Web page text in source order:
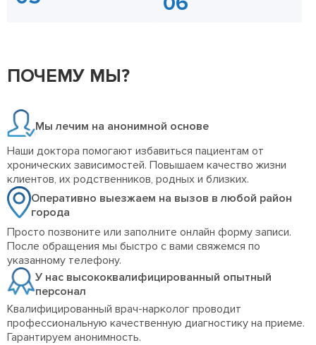
ПОЧЕМУ МЫ?
Мы лечим на анонимной основе
Наши доктора помогают избавиться пациентам от
хронических зависимостей. Повышаем качество жизни
клиентов, их родственников, родных и близких.
Оперативно выезжаем на вызов в любой район
города
Просто позвоните или заполните онлайн форму записи.
После обращения мы быстро с вами свяжемся по
указанному телефону.
У нас высококвалифицированный опытный
персонал
Квалифицированный врач-нарколог проводит
профессиональную качественную диагностику на приеме.
Гарантируем анонимность.